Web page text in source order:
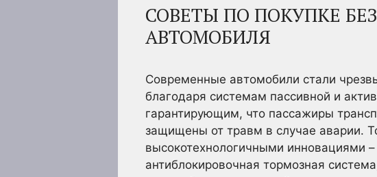
СОВЕТЫ ПО ПОКУПКЕ
АВТОМОБИЛЯ
Современные автомобили стали
благодаря системам пассивной и
гарантирующим, что пассажиры
защищены от травм в случае аварии.
высокотехнологичными инновациями
антиблокировочная тормозная